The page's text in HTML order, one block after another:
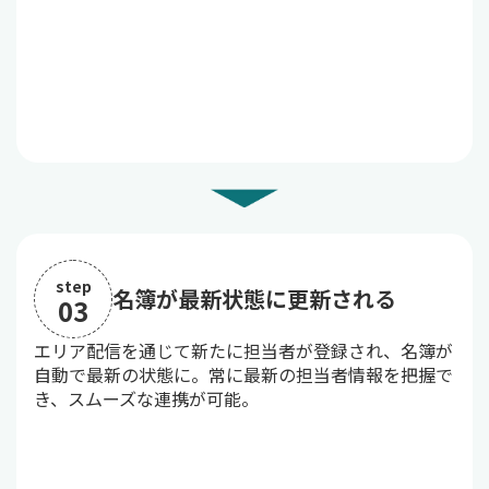
step
03 名簿が最新状態に更新される
エリア配信を通じて新たに担当者が登録され、名簿が
自動で最新の状態に。常に最新の担当者情報を把握で
き、スムーズな連携が可能。